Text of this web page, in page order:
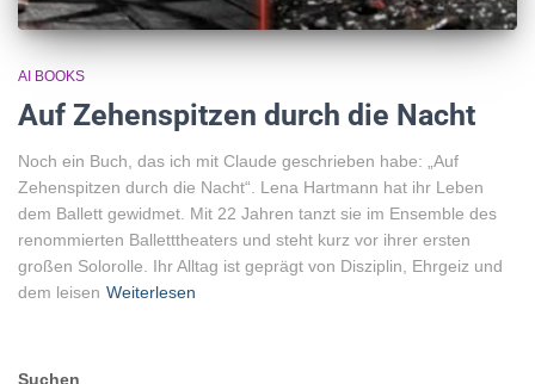
AI BOOKS
Auf Zehenspitzen durch die Nacht
Noch ein Buch, das ich mit Claude geschrieben habe: „Auf
Zehenspitzen durch die Nacht“. Lena Hartmann hat ihr Leben
dem Ballett gewidmet. Mit 22 Jahren tanzt sie im Ensemble des
renommierten Balletttheaters und steht kurz vor ihrer ersten
großen Solorolle. Ihr Alltag ist geprägt von Disziplin, Ehrgeiz und
dem leisen Weiterlesen
Suchen